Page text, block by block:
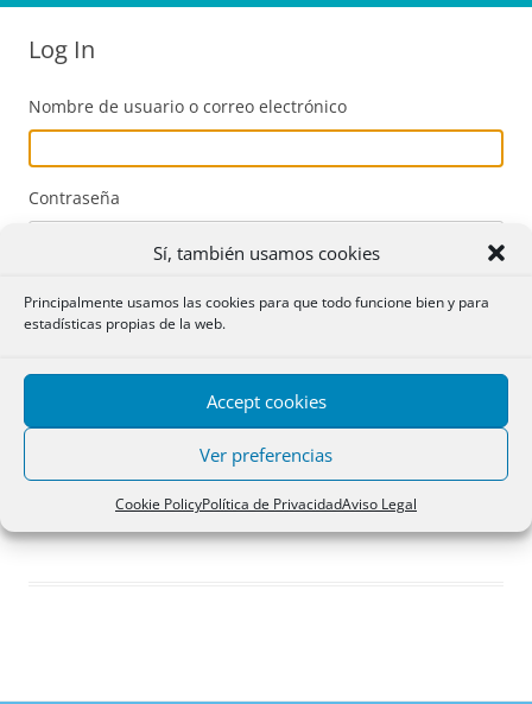
Sí, también usamos cookies
Principalmente usamos las cookies para que todo funcione bien y para
estadísticas propias de la web.
Accept cookies
Ver preferencias
Cookie PolicyPolítica de PrivacidadAviso Legal
Log In
Nombre de usuario o correo electrónico
Contraseña
Acceder
Registro
¿Has olvidado tu contraseña?